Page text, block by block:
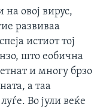
овој вирус,
развиваа
истиот тој
што еобична
и многу брзо
а таа
Во јули веќе